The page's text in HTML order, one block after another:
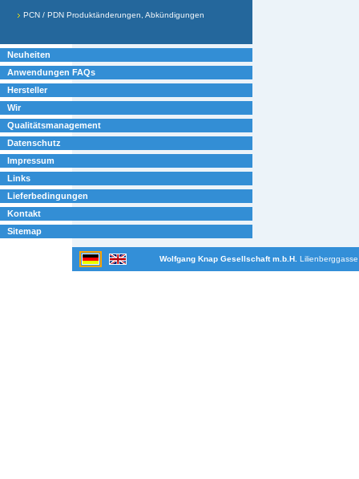
PCN / PDN Produktänderungen, Abkündigungen
Neuheiten
Anwendungen FAQs
Hersteller
Wir
Qualitätsmanagement
Datenschutz
Impressum
Links
Lieferbedingungen
Kontakt
Sitemap
Wolfgang Knap Gesellschaft m.b.H.